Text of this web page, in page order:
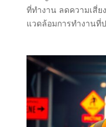
ที่ทำงาน ลดความเสี่ย
แวดล้อมการทำงานที่